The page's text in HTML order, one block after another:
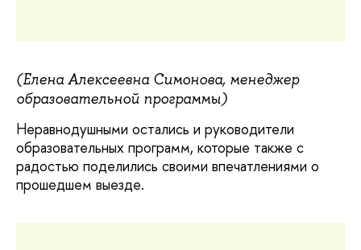
(Елена Алексеевна Симонова, менеджер
образовательной программы)
Неравнодушными остались и руководители
образовательных программ, которые также с
радостью поделились своими впечатлениями о
прошедшем выезде.